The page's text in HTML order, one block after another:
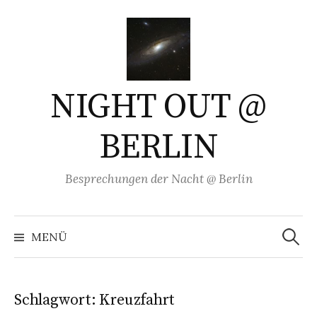
NIGHT OUT @
BERLIN
Besprechungen der Nacht @ Berlin
MENÜ
Suchen
nach:
Schlagwort: Kreuzfahrt